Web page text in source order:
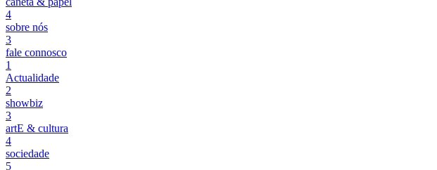
4
sobre nós
3
fale connosco
1
Actualidade
2
showbiz
3
artE & cultura
4
sociedade
5